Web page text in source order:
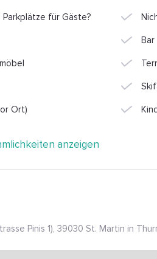
für Gäste?
Bar
Ort)
anzeigen
Pinis 1), 39030 St. Martin in